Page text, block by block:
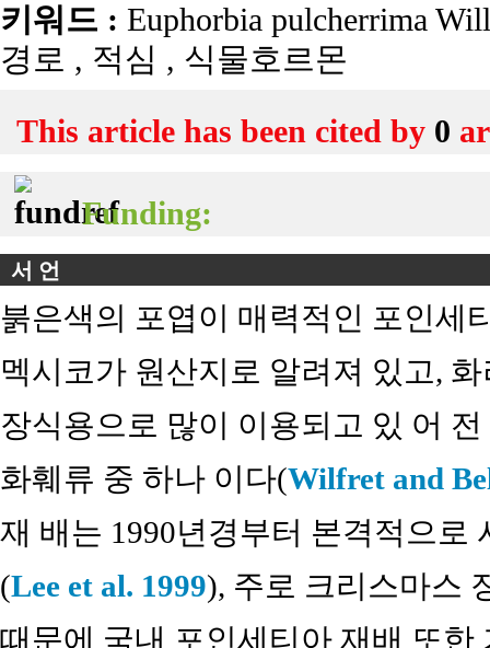
키워드 : Euphorbia pulcherrima
경로 , 적심 , 식물호르몬
This article has been cited by 0
Funding:
서 언
붉은색의 포엽이 매력적인 포인세
멕시코가 원산지로 알려져 있고,
장식용으로 많이 이용되고 있 어
화훼류 중 하나 이다(Wilfret and
재 배는 1990년경부터 본격적으로
(Lee et al. 1999), 주로 크리스마스
때문에 국내 포인세티아 재배 또